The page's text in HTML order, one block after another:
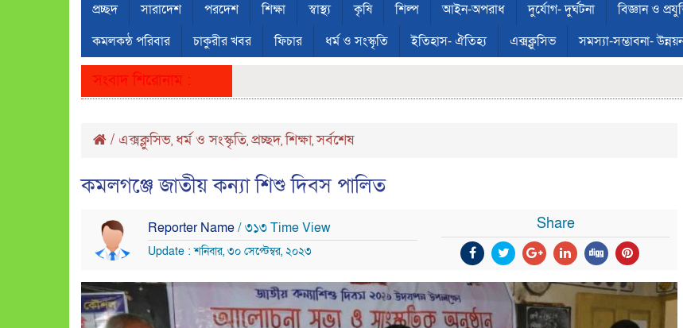
প্রচ্ছদ সারাদেশ পরদেশ শিক্ষা স্বাস্থ্য কৃষি শিল্প আইন-অপরাধ দুর্যোগ- দুর্ঘটনা বিজ্ঞান ও
কমলকন্ঠ পরিবার
চাকুরীর খবর ফিচার ধর্ম ও সংস্কৃতি ইতিহাস- ঐতিহ্য এক্সক্লুসিভ সমস্যা-সম্ভাবনা-
সংবাদ শিরোনাম :
/ এক্সক্লুসিভ, ধর্ম ও সংস্কৃতি, প্রচ্ছদ,শিক্ষা,সর্বশেষ
কমলগঞ্জে জাতীয় কন্যা শিশু দিবস পালিত
Reporter Name/ ৩১৩ Time View
Update : শনিবার, ৩০ সেপ্টেম্বর, ২০২৩
Share